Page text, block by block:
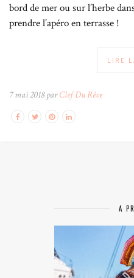
bord de mer ou sur l’herbe
prendre l’apéro en terrasse !
LIRE
7 mai 2018 parClef Du Rêve
A